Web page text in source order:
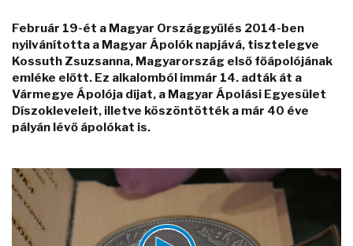
Február 19-ét a Magyar Országgyűlés 2014-ben
nyilvánította a Magyar Ápolók napjává, tisztelegve
Kossuth Zsuzsanna, Magyarország első főápolójának
emléke előtt. Ez alkalomból immár 14. adták át a
Vármegye Ápolója díjat, a Magyar Ápolási Egyesület
Díszokleveleit, illetve köszöntötték a már 40 éve
pályán lévő ápolókat is.
Video
Player